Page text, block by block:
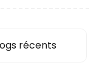
récents